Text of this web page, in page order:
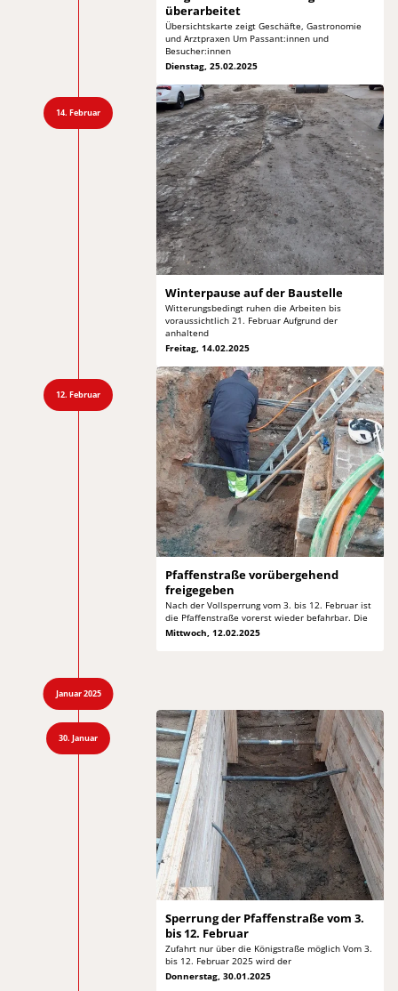
überarbeitet
Übersichtskarte zeigt Geschäfte, Gastronomie
und Arztpraxen Um Passant:innen und
Besucher:innen
Dienstag, 25.02.2025
14. Februar
Winterpause aufder Baustelle
Witterungsbedingt ruhen die Arbeiten bis
voraussichtlich 21. Februar Aufgrund der
anhaltend
Freitag, 14.02.2025
12. Februar
Pfaffenstraße vorübergehend
freigegeben
Nach der Vollsperrung vom 3. bis 12. Februar ist
die Pfaffenstraße vorerst wieder befahrbar. Die
Mittwoch, 12.02.2025
Januar 2025
30. Januar
Sperrung der Pfaffenstraße vom 3.
bis 12. Februar
Zufahrt nur über die Königstraße möglich Vom 3.
bis 12. Februar 2025 wird der
Donnerstag, 30.01.2025